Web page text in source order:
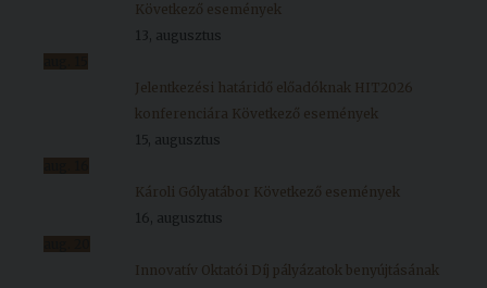
Következő események
13, augusztus
Jelentkezési határidő előadóknak HIT2026
konferenciára Következő események
15, augusztus
Károli Gólyatábor Következő események
16, augusztus
Innovatív Oktatói Díj pályázatok benyújtásának